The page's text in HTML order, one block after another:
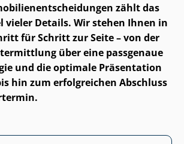
zählt das
vieler Details. Wir stehen Ihnen in
für Schritt zur Seite – von der
über eine passgenaue
und die optimale Präsentation
hin zum erfolgreichen Abschluss